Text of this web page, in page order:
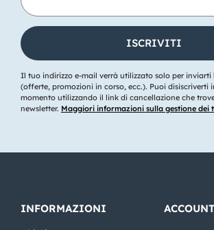
Il tuo indirizzo e-mail verrà utilizzato solo per inviarti
(offerte, promozioni in corso, ecc.). Puoi disiscriverti
momento utilizzando il link di cancellazione che
newsletter. Maggiori informazioni sulla gestione dei
INFORMAZIONI ACCOUNT